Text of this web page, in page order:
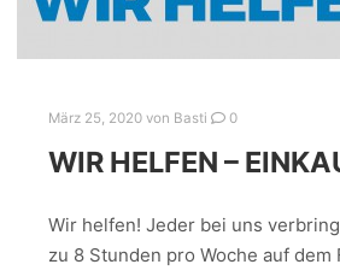
März 25, 2020 von Basti 0
WIR HELFEN –
Wir helfen! Jeder bei uns
zu 8 Stunden pro Woche auf dem